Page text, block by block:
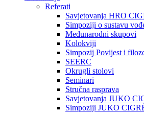
Referati
Savjetovanja HRO
Simpoziji o sustavu
Međunarodni skupovi
Kolokviji​
Simpozij Povijest i
SEERC
Okrugli stolovi
Seminari​
Stručna rasprava​
Savjetovanja JUKO
Simpoziji JUKO